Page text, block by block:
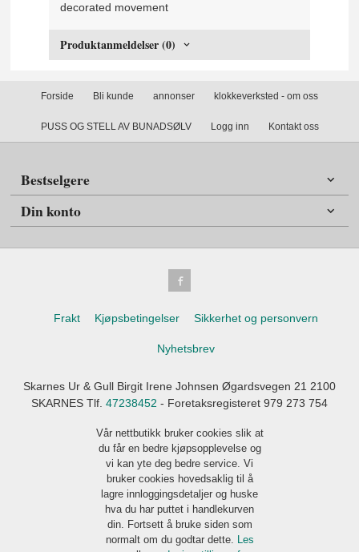
decorated movement
Produktanmeldelser (0)
Forside Bli kunde annonser klokkeverksted - om oss
PUSS OG STELL AV BUNADSØLV Logg inn Kontakt oss
Bestselgere
Din konto
Frakt Kjøpsbetingelser Sikkerhet og personvern
Nyhetsbrev
Skarnes Ur & Gull Birgit Irene Johnsen Øgardsvegen 21 2100
SKARNES Tlf. 47238452 - Foretaksregisteret 979 273 754
Vår nettbutikk bruker cookies slik at
du får en bedre kjøpsopplevelse og
vi kan yte deg bedre service. Vi
bruker cookies hovedsaklig til å
lagre innloggingsdetaljer og huske
hva du har puttet i handlekurven
din. Fortsett å bruke siden som
normalt om du godtar dette. Les